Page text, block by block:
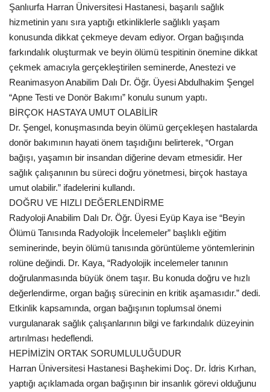
Sağlık
İletişim
Kültür Sanat
Şanlıurfa Harran Üniversitesi Hastanesi, başarılı sağlık
hizmetinin yanı sıra yaptığı etkinliklerle sağlıklı yaşam
konusunda dikkat çekmeye devam ediyor. Organ bağışında
farkındalık oluşturmak ve beyin ölümü tespitinin önemine dikkat
çekmek amacıyla gerçekleştirilen seminerde, Anestezi ve
Reanimasyon Anabilim Dalı Dr. Öğr. Üyesi Abdulhakim Şengel
“Apne Testi ve Donör Bakımı” konulu sunum yaptı.
BİRÇOK HASTAYA UMUT OLABİLİR
Dr. Şengel, konuşmasında beyin ölümü gerçekleşen hastalarda
donör bakımının hayati önem taşıdığını belirterek, “Organ
bağışı, yaşamın bir insandan diğerine devam etmesidir. Her
sağlık çalışanının bu süreci doğru yönetmesi, birçok hastaya
umut olabilir.” ifadelerini kullandı.
DOĞRU VE HIZLI DEĞERLENDİRME
Radyoloji Anabilim Dalı Dr. Öğr. Üyesi Eyüp Kaya ise “Beyin
Ölümü Tanısında Radyolojik İncelemeler” başlıklı eğitim
seminerinde, beyin ölümü tanısında görüntüleme yöntemlerinin
rolüne değindi. Dr. Kaya, “Radyolojik incelemeler tanının
doğrulanmasında büyük önem taşır. Bu konuda doğru ve hızlı
değerlendirme, organ bağış sürecinin en kritik aşamasıdır.” dedi.
Etkinlik kapsamında, organ bağışının toplumsal önemi
vurgulanarak sağlık çalışanlarının bilgi ve farkındalık düzeyinin
artırılması hedeflendi.
HEPİMİZİN ORTAK SORUMLULUĞUDUR
Harran Üniversitesi Hastanesi Başhekimi Doç. Dr. İdris Kırhan,
yaptığı açıklamada organ bağışının bir insanlık görevi olduğunu